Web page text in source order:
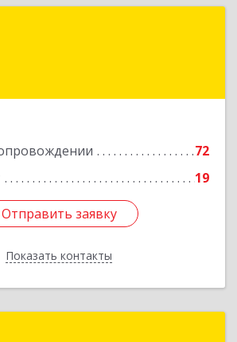
72
19
Отправить заявку
Показать контакты
обл, г.о. Кашира, Кашира г,
Отправить заявку
Назад